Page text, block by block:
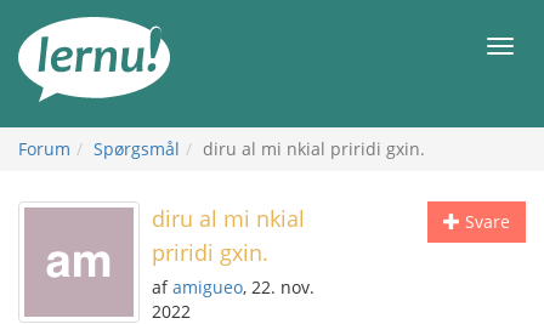
indholdet
Forum Spørgsmål diru al mi nkial priridi gxin.
Svare
diru al mi nkial
priridi gxin.
afamigueo, 22. nov.
2022